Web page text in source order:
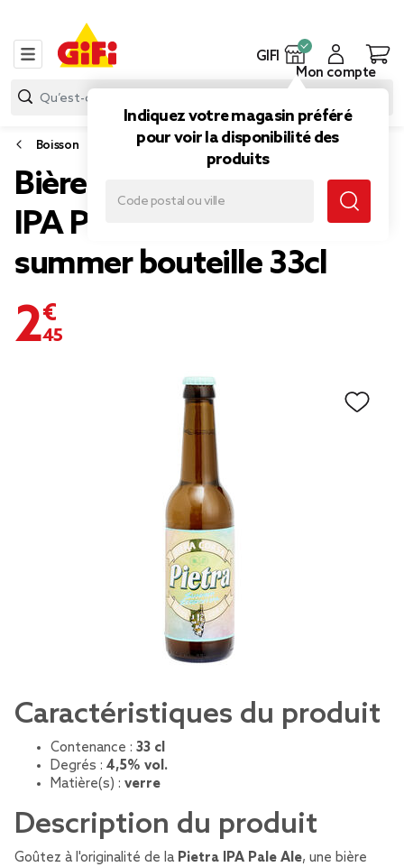
GIFI
Indiquez votre magasin préféré
pour voir la disponibilité des
produits
Mon compte
Boisson
Bière Corse ambrée Pietra
IPA Pale Ale 4,5%
summer bouteille 33cl
2,45 €
Caractéristiques du produit
Contenance : 33 cl
Degrés : 4,5% vol.
Matière(s) : verre
Description du produit
Goûtez à l'originalité de la Pietra IPA Pale Ale, une bière